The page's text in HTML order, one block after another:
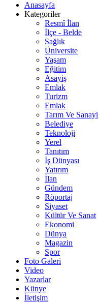
Anasayfa
Kategoriler
Resmî İlan
İlçe - Belde
Sağlık
Üniversite
Yaşam
Eğitim
Asayiş
Emlak
Turizm
Emlak
Tarım Ve Sanayi
Belediye
Teknoloji
Yerel
Tanıtım
İş Dünyası
Yatırım
İlan
Gündem
Röportaj
Siyaset
Kültür Ve Sanat
Ekonomi
Dünya
Magazin
Spor
Foto Galeri
Video
Yazarlar
Künye
İletişim